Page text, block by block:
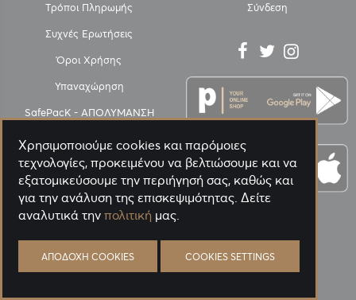
Τρόποι Πληρωμής
Συχνές Ερωτήσεις
Όροι Χρήσης
Υπαναχώρηση
SafePacK - ΑΠΟΛΥΜΑΝΣΗ
Πολιτική Απορρήτου
Η Εταιρεία
Επικοινωνία
Blog
PANORA GREEN ΑΝΑΛΥΤΙΚΑ
PANORA APP
'Οροι προσφορών
Σύνδεση
Χρησιμοποιούμε cookies και παρόμοιες
τεχνολογίες, προκειμένου να βελτιώσουμε και να
εξατομικεύσουμε την περιήγησή σας, καθώς και
για την ανάλυση της επισκεψιμότητας. Δείτε
αναλυτικά την πολιτική μας.
ΑΠΟΔΟΧΉ COOKIES COOKIES SETTINGS